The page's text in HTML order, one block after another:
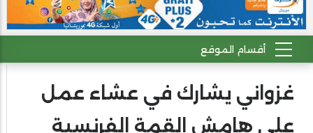
غزواني يشارك في عشاء عمل
على هامش القمة الفرنسية